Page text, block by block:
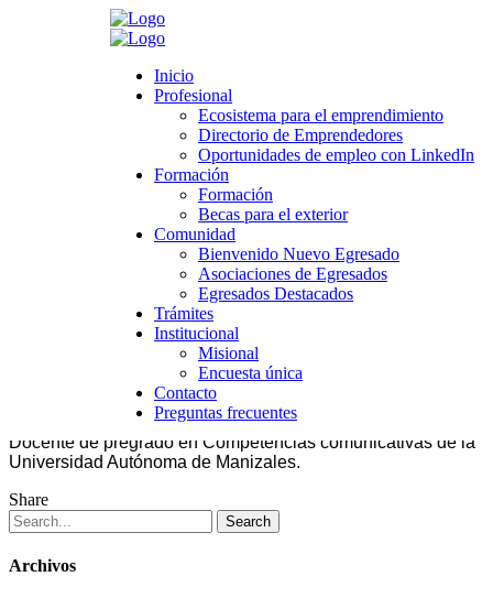
Inicio
Profesional
Ecosistema para el emprendimiento
Directorio de Emprendedores
Oportunidades de empleo con LinkedIn
Formación
Formación
Becas para el exterior
Comunidad
Bienvenido Nuevo Egresado
Asociaciones de Egresados
Egresados Destacados
Trámites
Institucional
Misional
Encuesta única
Contacto
Preguntas frecuentes
Ecosistema para el emprendimiento
Directorio de Emprendedores
Oportunidades de empleo con LinkedIn
Becas para el exterior
Bienvenido Nuevo Egresado
Asociaciones de Egresados
Egresados Destacados
Institucional
Encuesta única
Preguntas frecuentes
Universidad>Comunidad>Egresado Destacado:
Angélica María Rodriguez Ortiz
Egresado Destacado: Angélica María
Rodriguez Ortiz
Comunidad,Egresados Destacados 2023
Leave a comment
Licenciatura en Filosofía y Letras I Facultad de Ciencias
Jurídicas y Sociales
Docente investigador del Departamento de Educación y
Docente de pregrado en Competencias comunicativas de la
Universidad Autónoma de Manizales.
Share
Search
Archivos